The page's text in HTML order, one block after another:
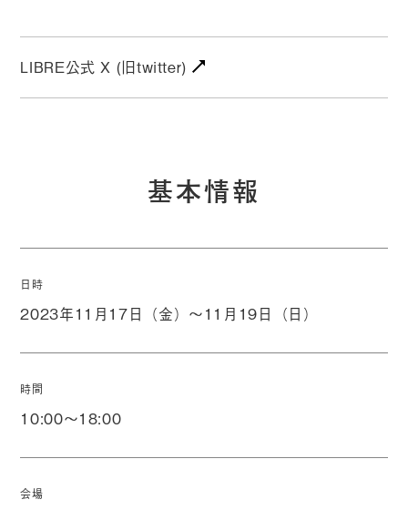
LIBRE公式 X (旧twitter)
基本情報
日時
2023年11月17日（金）～11月19日（日）
時間
10:00～18:00
会場